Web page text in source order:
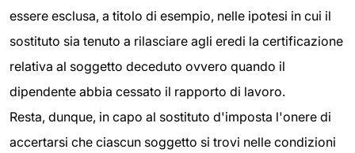
essere esclusa, a titolo di esempio, nelle ipotesi in cui il
sostituto sia tenuto a rilasciare agli eredi la certificazione
relativa al soggetto deceduto ovvero quando il
dipendente abbia cessato il rapporto di lavoro.
Resta, dunque, in capo al sostituto d'imposta l'onere di
accertarsi che ciascun soggetto si trovi nelle condizioni